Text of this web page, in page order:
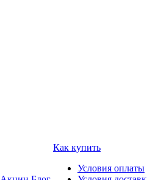
Как купить
Условия оплаты